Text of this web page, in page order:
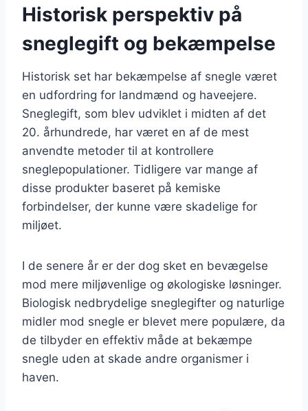
Historisk perspektiv på
sneglegift og bekæmpelse
Historisk set har bekæmpelse af snegle været
en udfordring for landmænd og haveejere.
Sneglegift, som blev udviklet i midten af det
20. århundrede, har været en af de mest
anvendte metoder til at kontrollere
sneglepopulationer. Tidligere var mange af
disse produkter baseret på kemiske
forbindelser, der kunne være skadelige for
miljøet.
I de senere år er der dog sket en bevægelse
mod mere miljøvenlige og økologiske løsninger.
Biologisk nedbrydelige sneglegifter og naturlige
midler mod snegle er blevet mere populære, da
de tilbyder en effektiv måde at bekæmpe
snegle uden at skade andre organismer i
haven.